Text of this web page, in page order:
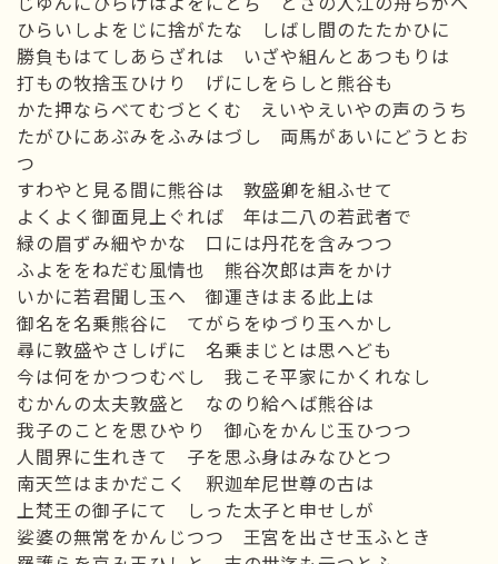
ひらいしよをじに捨がたな しばし間のたたかひに
勝負もはてしあらざれは いざや組んとあつもりは
打もの牧捨玉ひけり げにしをらしと熊谷も
かた押ならべてむづとくむ えいやえいやの声のうち
たがひにあぶみをふみはづし 両馬があいにどうとお
つ
すわやと見る間に熊谷は 敦盛卿を組ふせて
よくよく御面見上ぐれば 年は二八の若武者で
緑の眉ずみ細やかな 口には丹花を含みつつ
ふよををねだむ風情也 熊谷次郎は声をかけ
いかに若君聞し玉へ 御運きはまる此上は
御名を名乗熊谷に てがらをゆづり玉へかし
尋に敦盛やさしげに 名乗まじとは思へども
今は何をかつつむべし 我こそ平家にかくれなし
むかんの太夫敦盛と なのり給へば熊谷は
我子のことを思ひやり 御心をかんじ玉ひつつ
人間界に生れきて 子を思ふ身はみなひとつ
南天竺はまかだこく 釈迦牟尼世尊の古は
上梵王の御子にて しった太子と申せしが
娑婆の無常をかんじつつ 王宮を出させ玉ふとき